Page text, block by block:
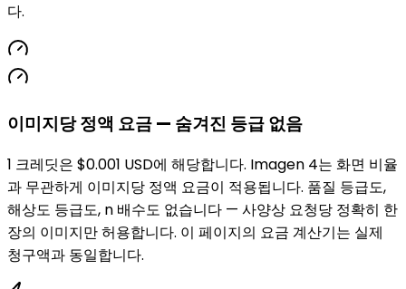
다.
이미지당 정액 요금 — 숨겨진 등급 없음
1 크레딧은 $0.001 USD에 해당합니다. Imagen 4는 화면 비율
과 무관하게 이미지당 정액 요금이 적용됩니다. 품질 등급도,
해상도 등급도, n 배수도 없습니다 — 사양상 요청당 정확히 한
장의 이미지만 허용합니다. 이 페이지의 요금 계산기는 실제
청구액과 동일합니다.